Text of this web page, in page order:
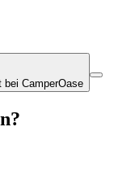
bei CamperOase